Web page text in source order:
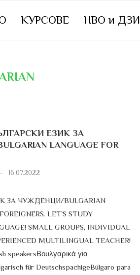
КУРСОВЕ НВО и ДЗИ
ЕЗИК ЗА
LANGUAGE FOR
16.07.2022
ЗА ЧУЖДЕНЦИ/BULGARIAN
LET`S STUDY
SMALL GROUPS, INDIVIDUAL
MULTILINGUAL TEACHER!
speakersΒουλγαρικά για
für DeutschspachigeBúlgaro para